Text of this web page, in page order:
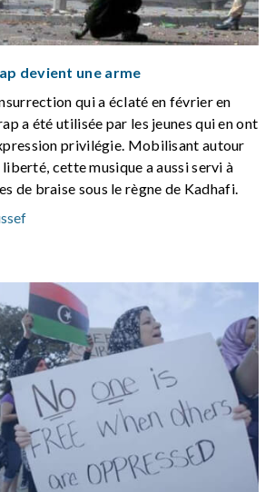
devient une arme
qui a éclaté en février en
a été utilisée par les jeunes qui en ont
privilégie. Mobilisant autour
liberté, cette musique a aussi servi à
de braise sous le règne de Kadhafi.